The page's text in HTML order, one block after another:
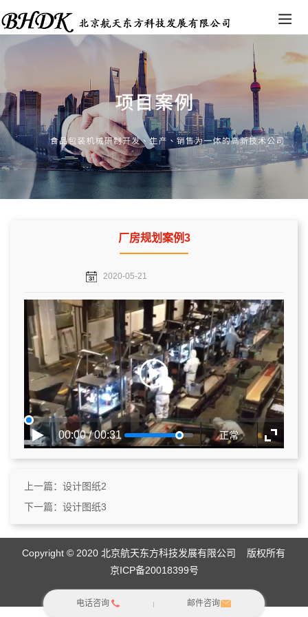
厂房规划案例3
2020-05-21
00:00 / 00:31 正常
上一篇： 设计图纸2
下一篇： 设计图纸3
Copyright © 2020 北京航天东方科技发展有限公司 版权所有
京ICP备20018399号
电话咨询 邮件咨询